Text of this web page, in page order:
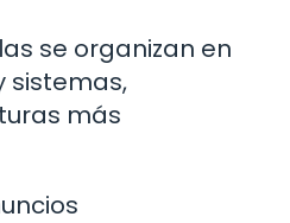
se organizan en
sistemas,
más